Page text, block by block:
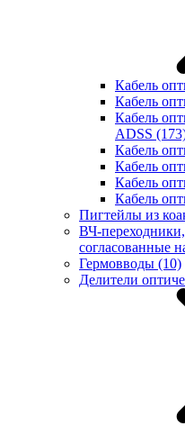
Кабель
Кабель
Кабель
ADSS
Кабель
Кабель
Кабель
Кабель
Пигтейлы из
ВЧ-
согласованные
Гермовводы (10)
Делители